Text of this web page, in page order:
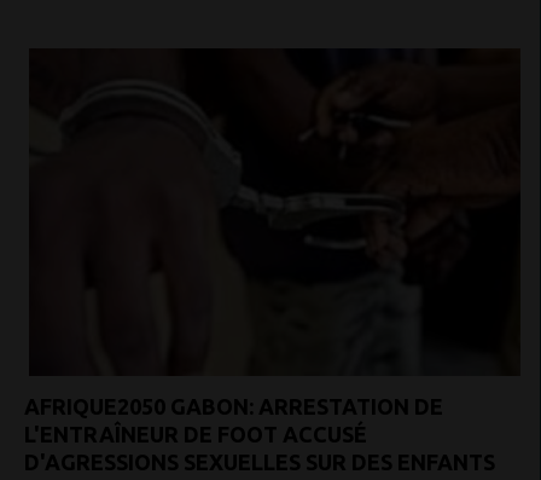
AFRIQUE2050 GABON: ARRESTATION DE
L'ENTRAÎNEUR DE FOOT ACCUSÉ
D'AGRESSIONS SEXUELLES SUR DES ENFANTS